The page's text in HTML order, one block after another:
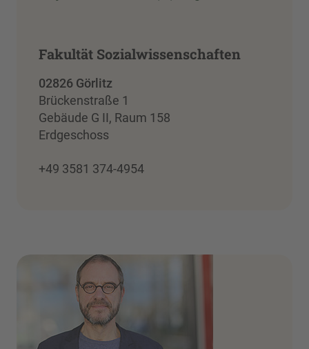
Fakultät Sozialwissenschaften
02826 Görlitz
Brückenstraße 1
Gebäude G II, Raum 158
Erdgeschoss
+49 3581 374-4954